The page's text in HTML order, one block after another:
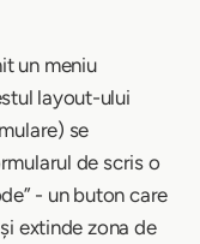
un meniu
layout-ului
se
de scris o
- un buton care
extinde zona de